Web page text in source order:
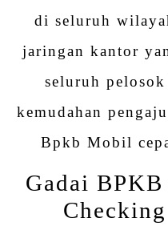
di seluruh
jaringan kantor
seluruh
kemudahan
Bpkb Mobil
Gadai